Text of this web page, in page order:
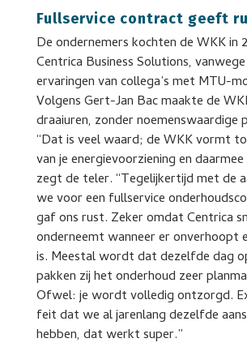
Fullservice contract geeft
De ondernemers kochten de WKK in
Centrica Business Solutions,
ervaringen van collega’s met MTU-
Volgens Gert-Jan Bac maakte de
draaiuren, zonder noemenswaardige
“Dat is veel waard; de WKK vormt
van je energievoorziening en
zegt de teler. “Tegelijkertijd met de
we voor een fullservice
gaf ons rust. Zeker omdat Centrica
onderneemt wanneer er onverhoopt
is. Meestal wordt dat dezelfde dag
pakken zij het onderhoud zeer
Ofwel: je wordt volledig ontzorgd.
feit dat we al jarenlang dezelfde
hebben, dat werkt super.”